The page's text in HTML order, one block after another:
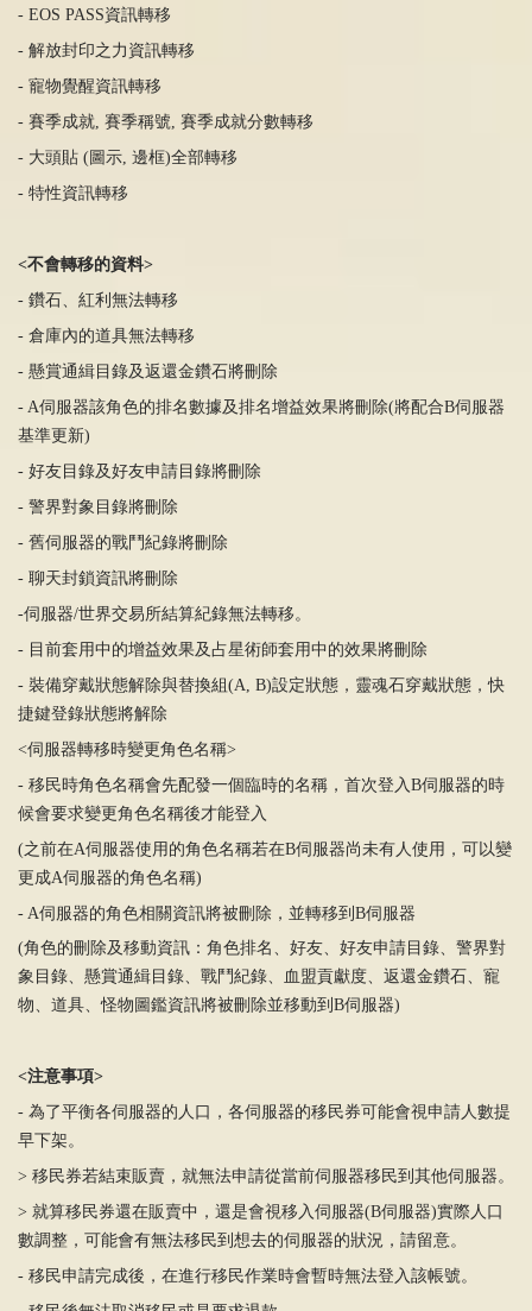
- EOS PASS資訊轉移
- 解放封印之力資訊轉移
- 寵物覺醒資訊轉移
- 賽季成就, 賽季稱號, 賽季成就分數轉移
- 大頭貼(圖示, 邊框)全部轉移
- 特性資訊轉移
<不會轉移的資料>
- 鑽石、紅利無法轉移
- 倉庫內的道具無法轉移
- 懸賞通緝目錄及返還金鑽石將刪除
- A伺服器該角色的排名數據及排名增益效果將刪除(將配合B伺服器
基準更新)
- 好友目錄及好友申請目錄將刪除
- 警界對象目錄將刪除
- 舊伺服器的戰鬥紀錄將刪除
- 聊天封鎖資訊將刪除
-伺服器/世界交易所結算紀錄無法轉移。
- 目前套用中的增益效果及占星術師套用中的效果將刪除
- 裝備穿戴狀態解除與替換組(A, B)設定狀態，靈魂石穿戴狀態，快
捷鍵登錄狀態將解除
<伺服器轉移時變更角色名稱>
- 移民時角色名稱會先配發一個臨時的名稱，首次登入 B伺服器的時
候會要求變更角色名稱後才能登入
(之前在A伺服器使用的角色名稱若在B伺服器尚未有人使用，可以變
更成A伺服器的角色名稱)
- A伺服器的角色相關資訊將被刪除，並轉移到 B伺服器
(角色的刪除及移動資訊：角色排名、好友、好友申請目錄、警界對
象目錄、懸賞通緝目錄、戰鬥紀錄、血盟貢獻度、返還金鑽石、寵
物、道具、怪物圖鑑資訊將被刪除並移動到 B伺服器)
<注意事項>
- 為了平衡各伺服器的人口，各伺服器的移民券可能會視申請人數提
早下架。
> 移民券若結束販賣，就無法申請從當前伺服器移民到其他伺服器。
> 就算移民券還在販賣中，還是會視移入伺服器(B伺服器)實際人口
數調整，可能會有無法移民到想去的伺服器的狀況，請留意。
- 移民申請完成後，在進行移民作業時會暫時無法登入該帳號。